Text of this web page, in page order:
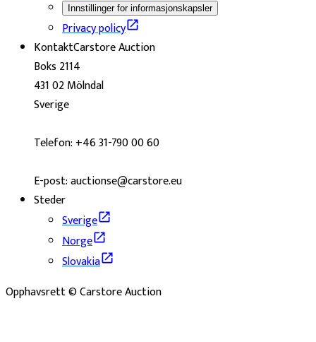
Innstillinger for informasjonskapsler
Privacy policy
KontaktCarstore Auction
Boks 2114
431 02 Mölndal
Sverige
Telefon: +46 31-790 00 60
E-post: auctionse@carstore.eu
Steder
Sverige
Norge
Slovakia
Opphavsrett © Carstore Auction